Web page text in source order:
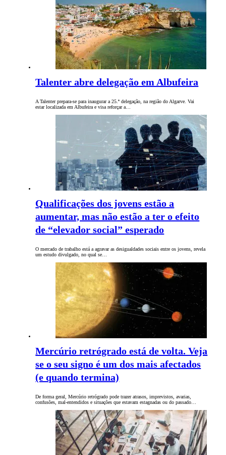
Talenter abre delegação em Albufeira
A Talenter prepara-se para inaugurar a 25.ª delegação, na região do Algarve. Vai
estar localizada em Albufeira e visa reforçar a…
Qualificações dos jovens estão a
aumentar, mas não estão a ter o efeito
de “elevador social” esperado
O mercado de trabalho está a agravar as desigualdades sociais entre os jovens, revela
um estudo divulgado, no qual se…
Mercúrio retrógrado está de volta. Veja
se o seu signo é um dos mais afectados
(e quando termina)
De forma geral, Mercúrio retrógrado pode trazer atrasos, imprevistos, avarias,
confusões, mal-entendidos e situações que estavam estagnadas ou do passado…